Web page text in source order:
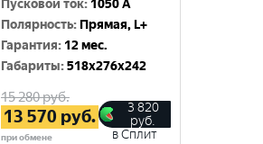
Пусковой ток: 1050 A
Полярность: Прямая, L+
Гарантия: 12 мес.
Габариты:518x276x242
15 280руб.
13 570 руб.
при обмене
3 820
руб.
в Сплит